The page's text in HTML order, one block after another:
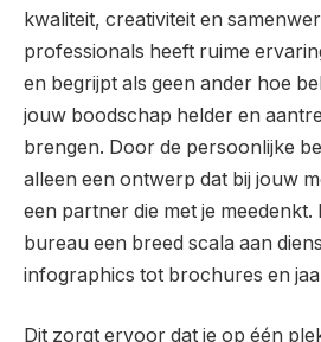
kwaliteit, creativiteit en
professionals heeft ruime
en begrijpt als geen ander hoe
jouw boodschap helder en
brengen. Door de persoonlijke
alleen een ontwerp dat bij jouw
een partner die met je meedenkt.
bureau een breed scala aan
infographics tot brochures en
Dit zorgt ervoor dat je op één